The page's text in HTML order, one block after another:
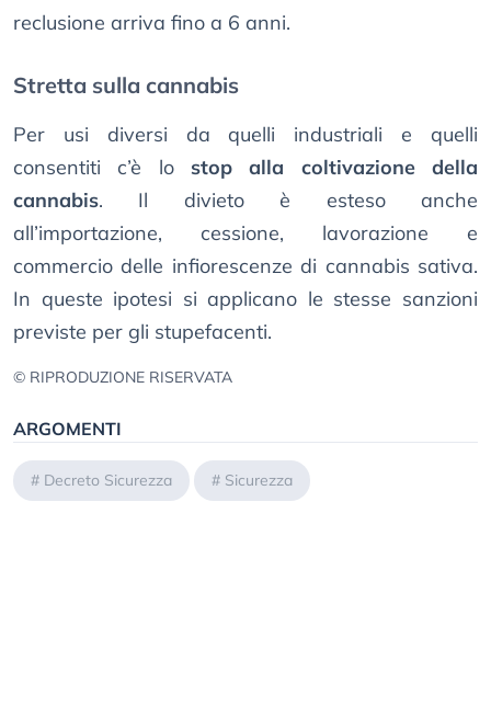
reclusione arriva fino a 6 anni.
Stretta sulla cannabis
Per usi diversi da quelli industriali e quelli
consentiti c’è lo stop alla coltivazione della
cannabis. Il divieto è esteso anche
all’importazione, cessione, lavorazione e
commercio delle infiorescenze di cannabis sativa.
In queste ipotesi si applicano le stesse sanzioni
previste per gli stupefacenti.
© RIPRODUZIONE RISERVATA
ARGOMENTI
# Decreto Sicurezza # Sicurezza